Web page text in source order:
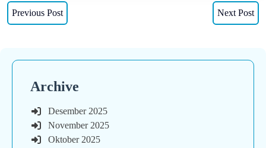
Archive
Desember 2025
November 2025
Oktober 2025
Navigasi
pos
Previous Post Next Post